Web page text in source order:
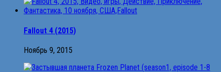
Fallout 4 (2015)
Ноябрь 9, 2015